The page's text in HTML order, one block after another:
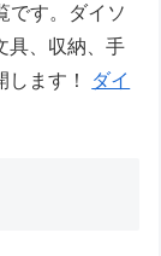
です。ダイソ
具、収納、手
します！
ダイ